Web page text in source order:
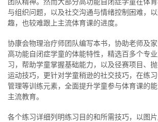
与组织问题，以及社交沟通与情绪控制困难，
趣，也较难跟上主流体育课的进度。
协康会物理治疗师团队编写本书，协助老师及
高功能自闭症学童的体能特性，精选百多个专
习，帮助学童掌握基础能力，以及径赛项目、
运动技巧，更针对学童稍逊的社交技巧，在练
管理等训练元素，全面提升学童参与体育课的
主流教育。
各个练习详细列明练习目的和所需技巧，以图